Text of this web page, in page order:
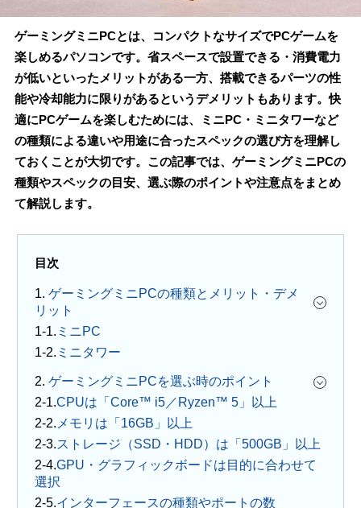
ゲーミングミニPCとは、コンパクトなサイズでPCゲームを
楽しめるパソコンです。省スペースで設置できる・消費電力
が低いといったメリットがある一方、搭載できるパーツの性
能や冷却能力に限りがあるというデメリットもあります。快
適にPCゲームを楽しむためには、ミニPC・ミニタワーなど
の種類による違いや用途に合ったスペックの選び方を理解し
ておくことが大切です。この記事では、ゲーミングミニPCの
種類やスペックの目安、選ぶ際のポイントや注意点をまとめ
て解説します。
目次
1. ゲーミングミニPCの種類とメリット・デメ
リット
ミニPC
ミニタワー
2. ゲーミングミニPCを選ぶ時のポイント
CPUは「Core™ i5／Ryzen™ 5」以上
メモリは「16GB」以上
ストレージ（SSD・HDD）は「500GB」以上
GPU・グラフィックボードは目的に合わせて
選択
インターフェースの種類やポートの数